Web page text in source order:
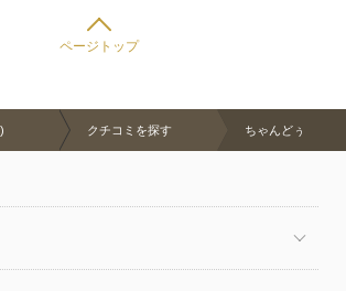
ページトップ
クチコミを探す ちゃんどぅ